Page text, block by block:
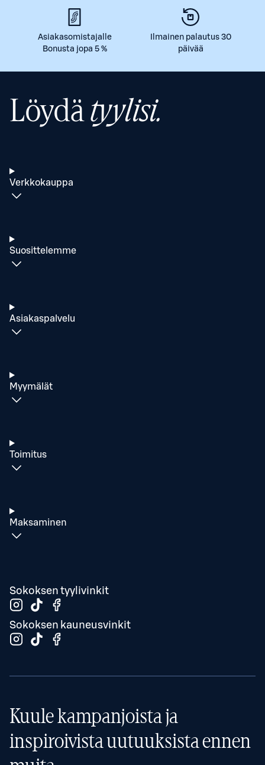
Asiakasomistajalle
Bonusta jopa 5 %
Ilmainen palautus 30
päivää
Löydätyylisi.
Verkkokauppa
Suosittelemme
Asiakaspalvelu
Myymälät
Toimitus
Maksaminen
Sokoksen tyylivinkit
Sokoksen kauneusvinkit
Kuule kampanjoista ja
inspiroivista uutuuksista ennen